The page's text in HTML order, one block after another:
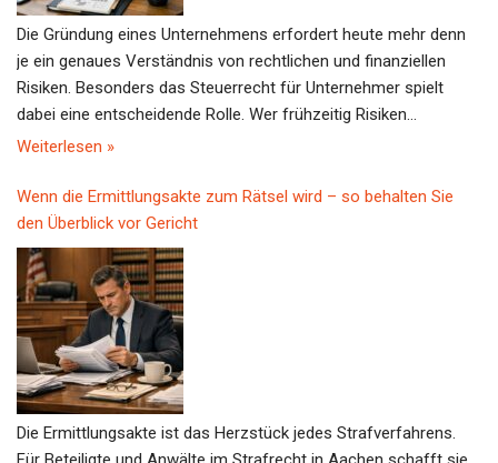
Die Gründung eines Unternehmens erfordert heute mehr denn
je ein genaues Verständnis von rechtlichen und finanziellen
Risiken. Besonders das Steuerrecht für Unternehmer spielt
dabei eine entscheidende Rolle. Wer frühzeitig Risiken
identifiziert und Steuern optimiert, legt den Grundstein für
ErfolgBei der Unternehmensgründung 2026 ist das Steuerrecht
ein zentraler Faktor. Die Komplexität der gesetzlichen Vorgaben
steigt kontinuierlich, und Fehler können schnell zu hohen
Nachzahlungen führen. Unternehmer sollten sich daher
umfassend informieren, um steuerliche Fallstricke zu
vermeiden. Dazu gehört, die verschiedenen Steuerarten sowie
geltende Freibeträge und Abzugsmöglichkeiten zu kennen. Wer
sich mit den Basics vertraut macht, kann gezielt Steuern
optimieren und somit die finanzielle Belastung reduzieren.So
erkennst du echte Qualität bei Unternehmensgründung und
Weiterlesen »
Wenn die Ermittlungsakte zum Rätsel wird – so behalten Sie
den Überblick vor Gericht
Die Ermittlungsakte ist das Herzstück jedes Strafverfahrens.